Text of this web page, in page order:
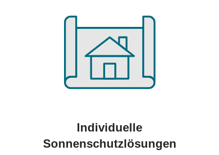
Individuelle
Sonnenschutzlösungen